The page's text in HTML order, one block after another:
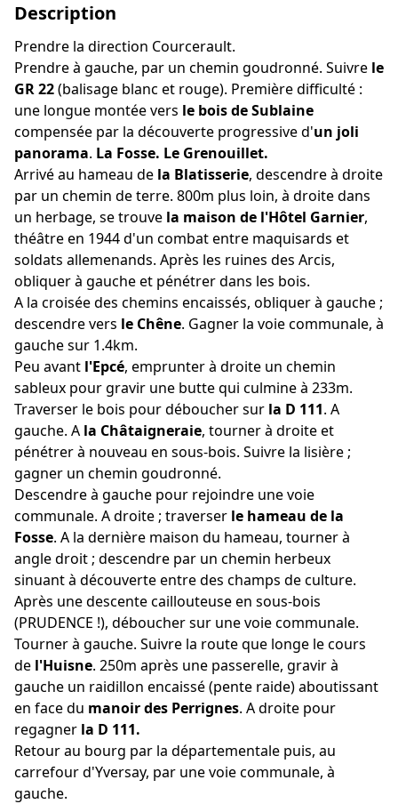
Description
Prendre la direction Courcerault.
Prendre à gauche, par un chemin goudronné. Suivre le
GR 22(balisage blanc et rouge). Première difficulté :
une longue montée vers le bois de Sublaine
compensée par la découverte progressive d'un joli
panorama. La Fosse. Le Grenouillet.
Arrivé au hameau de la Blatisserie, descendre à droite
par un chemin de terre. 800m plus loin, à droite dans
un herbage, se trouve la maison de l'Hôtel Garnier,
théâtre en 1944 d'un combat entre maquisards et
soldats allemenands. Après les ruines des Arcis,
obliquer à gauche et pénétrer dans les bois.
A la croisée des chemins encaissés, obliquer à gauche ;
descendre vers le Chêne. Gagner la voie communale, à
gauche sur 1.4km.
Peu avant l'Epcé, emprunter à droite un chemin
sableux pour gravir une butte qui culmine à 233m.
Traverser le bois pour déboucher sur la D 111. A
gauche. A la Châtaigneraie, tourner à droite et
pénétrer à nouveau en sous-bois. Suivre la lisière ;
gagner un chemin goudronné.
Descendre à gauche pour rejoindre une voie
communale. A droite ; traverser le hameau de la
Fosse. A la dernière maison du hameau, tourner à
angle droit ; descendre par un chemin herbeux
sinuant à découverte entre des champs de culture.
Après une descente caillouteuse en sous-bois
(PRUDENCE !), déboucher sur une voie communale.
Tourner à gauche. Suivre la route que longe le cours
de l'Huisne. 250m après une passerelle, gravir à
gauche un raidillon encaissé (pente raide) aboutissant
en face du manoir des Perrignes. A droite pour
regagner la D 111.
Retour au bourg par la départementale puis, au
carrefour d'Yversay, par une voie communale, à
gauche.